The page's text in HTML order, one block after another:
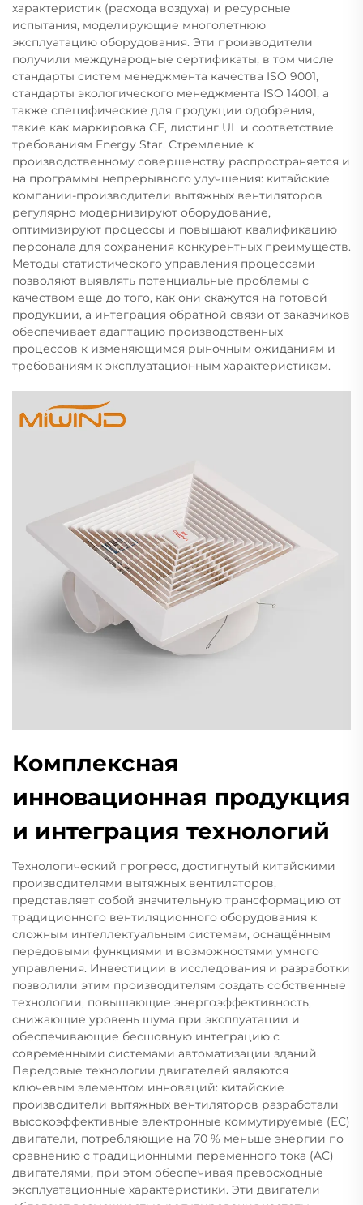
характеристик (расхода воздуха) и ресурсные
испытания, моделирующие многолетнюю
эксплуатацию оборудования. Эти производители
получили международные сертификаты, в том числе
стандарты систем менеджмента качества ISO 9001,
стандарты экологического менеджмента ISO 14001, а
также специфические для продукции одобрения,
такие как маркировка CE, листинг UL и соответствие
требованиям Energy Star. Стремление к
производственному совершенству распространяется и
на программы непрерывного улучшения: китайские
компании-производители вытяжных вентиляторов
регулярно модернизируют оборудование,
оптимизируют процессы и повышают квалификацию
персонала для сохранения конкурентных преимуществ.
Методы статистического управления процессами
позволяют выявлять потенциальные проблемы с
качеством ещё до того, как они скажутся на готовой
продукции, а интеграция обратной связи от заказчиков
обеспечивает адаптацию производственных
процессов к изменяющимся рыночным ожиданиям и
требованиям к эксплуатационным характеристикам.
Комплексная
инновационная продукция
и интеграция технологий
Технологический прогресс, достигнутый китайскими
производителями вытяжных вентиляторов,
представляет собой значительную трансформацию от
традиционного вентиляционного оборудования к
сложным интеллектуальным системам, оснащённым
передовыми функциями и возможностями умного
управления. Инвестиции в исследования и разработки
позволили этим производителям создать собственные
технологии, повышающие энергоэффективность,
снижающие уровень шума при эксплуатации и
обеспечивающие бесшовную интеграцию с
современными системами автоматизации зданий.
Передовые технологии двигателей являются
ключевым элементом инноваций: китайские
производители вытяжных вентиляторов разработали
высокоэффективные электронные коммутируемые (EC)
двигатели, потребляющие на 70 % меньше энергии по
сравнению с традиционными переменного тока (AC)
двигателями, при этом обеспечивая превосходные
эксплуатационные характеристики. Эти двигатели